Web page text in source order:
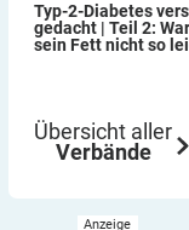
Typ-2-Diabetes
gedacht | Teil 2:
sein Fett nicht so
Übersicht aller
Verbände